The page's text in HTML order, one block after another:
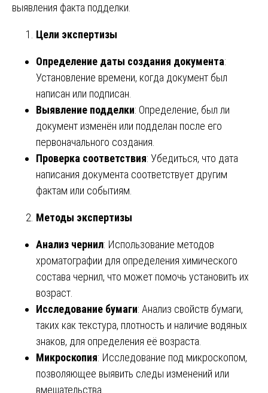
выявления факта подделки.
Цели экспертизы
Определение даты создания документа:
Установление времени, когда документ был
написан или подписан.
Выявление подделки: Определение, был ли
документ изменён или подделан после его
первоначального создания.
Проверка соответствия: Убедиться, что дата
написания документа соответствует другим
фактам или событиям.
Методы экспертизы
Анализ чернил: Использование методов
хроматографии для определения химического
состава чернил, что может помочь установить их
возраст.
Исследование бумаги: Анализ свойств бумаги,
таких как текстура, плотность и наличие водяных
знаков, для определения её возраста.
Микроскопия: Исследование под микроскопом,
позволяющее выявить следы изменений или
вмешательства.